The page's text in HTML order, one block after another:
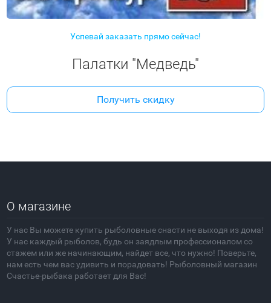
Успевай заказать прямо сейчас!
Палатки "Медведь"
Получить скидку
О магазине
У нас Вы можете купить рыболовные снасти не выходя из дома!
У нас каждый рыболов, будь он заядлым профессионалом со
стажем или же начинающим, найдет все, что нужно! Поверьте,
нам есть чем вас удивить и порадовать! Рыболовный магазин
Счастье-рыбака работает для Вас!